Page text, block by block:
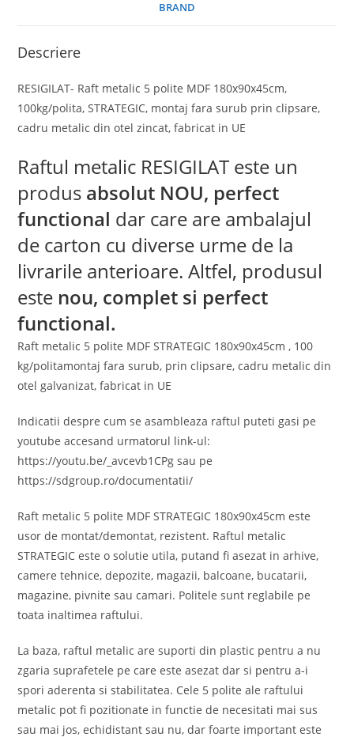
BRAND
Descriere
RESIGILAT- Raft metalic 5 polite MDF 180x90x45cm,
100kg/polita, STRATEGIC, montaj fara surub prin clipsare,
cadru metalic din otel zincat, fabricat in UE
Raftul metalic RESIGILAT este un
produs absolut NOU, perfect
functional dar care are ambalajul
de carton cu diverse urme de la
livrarile anterioare. Altfel, produsul
este nou, complet si perfect
functional.
Raft metalic 5 polite MDF STRATEGIC 180x90x45cm , 100
kg/politamontaj fara surub, prin clipsare, cadru metalic din
otel galvanizat, fabricat in UE
Indicatii despre cum se asambleaza raftul puteti gasi pe
youtube accesand urmatorul link-ul:
https://youtu.be/_avcevb1CPg sau pe
https://sdgroup.ro/documentatii/
Raft metalic 5 polite MDF STRATEGIC 180x90x45cm este
usor de montat/demontat, rezistent. Raftul metalic
STRATEGIC este o solutie utila, putand fi asezat in arhive,
camere tehnice, depozite, magazii, balcoane, bucatarii,
magazine, pivnite sau camari. Politele sunt reglabile pe
toata inaltimea raftului.
La baza, raftul metalic are suporti din plastic pentru a nu
zgaria suprafetele pe care este asezat dar si pentru a-i
spori aderenta si stabilitatea. Cele 5 polite ale raftului
metalic pot fi pozitionate in functie de necesitati mai sus
sau mai jos, echidistant sau nu, dar foarte important este